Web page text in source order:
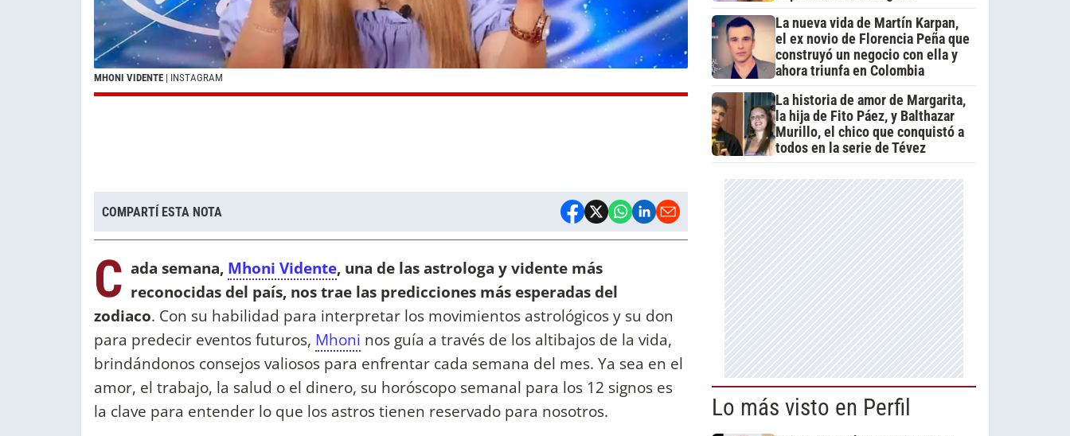
MHONI VIDENTE | INSTAGRAM
COMPARTÍ ESTA NOTA
C ada semana, Mhoni Vidente, una de las astrologa y vidente más
reconocidas del país, nos trae las predicciones más esperadas del
zodiaco. Con su habilidad para interpretar los movimientos astrológicos y su don
para predecir eventos futuros, Mhoni nos guía a través de los altibajos de la vida,
brindándonos consejos valiosos para enfrentar cada semana del mes. Ya sea en el
amor, el trabajo, la salud o el dinero, su horóscopo semanal para los 12 signos es
la clave para entender lo que los astros tienen reservado para nosotros.
La nueva vida de Martín Karpan,
el ex novio de Florencia Peña que
construyó un negocio con ella y
ahora triunfa en Colombia
La historia de amor de Margarita,
la hija de Fito Páez, y Balthazar
Murillo, el chico que conquistó a
todos en la serie de Tévez
Lo más visto en Perfil